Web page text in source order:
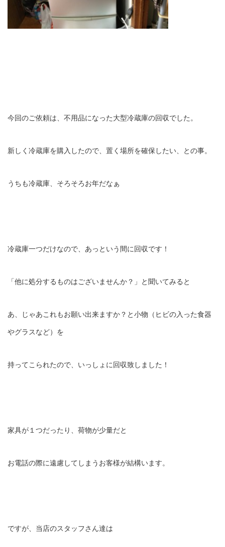
今回のご依頼は、不用品になった大型冷蔵庫の回収でした。
新しく冷蔵庫を購入したので、置く場所を確保したい、との事。
うちも冷蔵庫、そろそろお年だなぁ
冷蔵庫一つだけなので、あっという間に回収です！
「他に処分するものはございませんか？」と聞いてみると
あ、じゃあこれもお願い出来ますか？と小物（ヒビの入った食器
やグラスなど）を
持ってこられたので、いっしょに回収致しました！
家具が１つだったり、荷物が少量だと
お電話の際に遠慮してしまうお客様が結構います。
ですが、当店のスタッフさん達は